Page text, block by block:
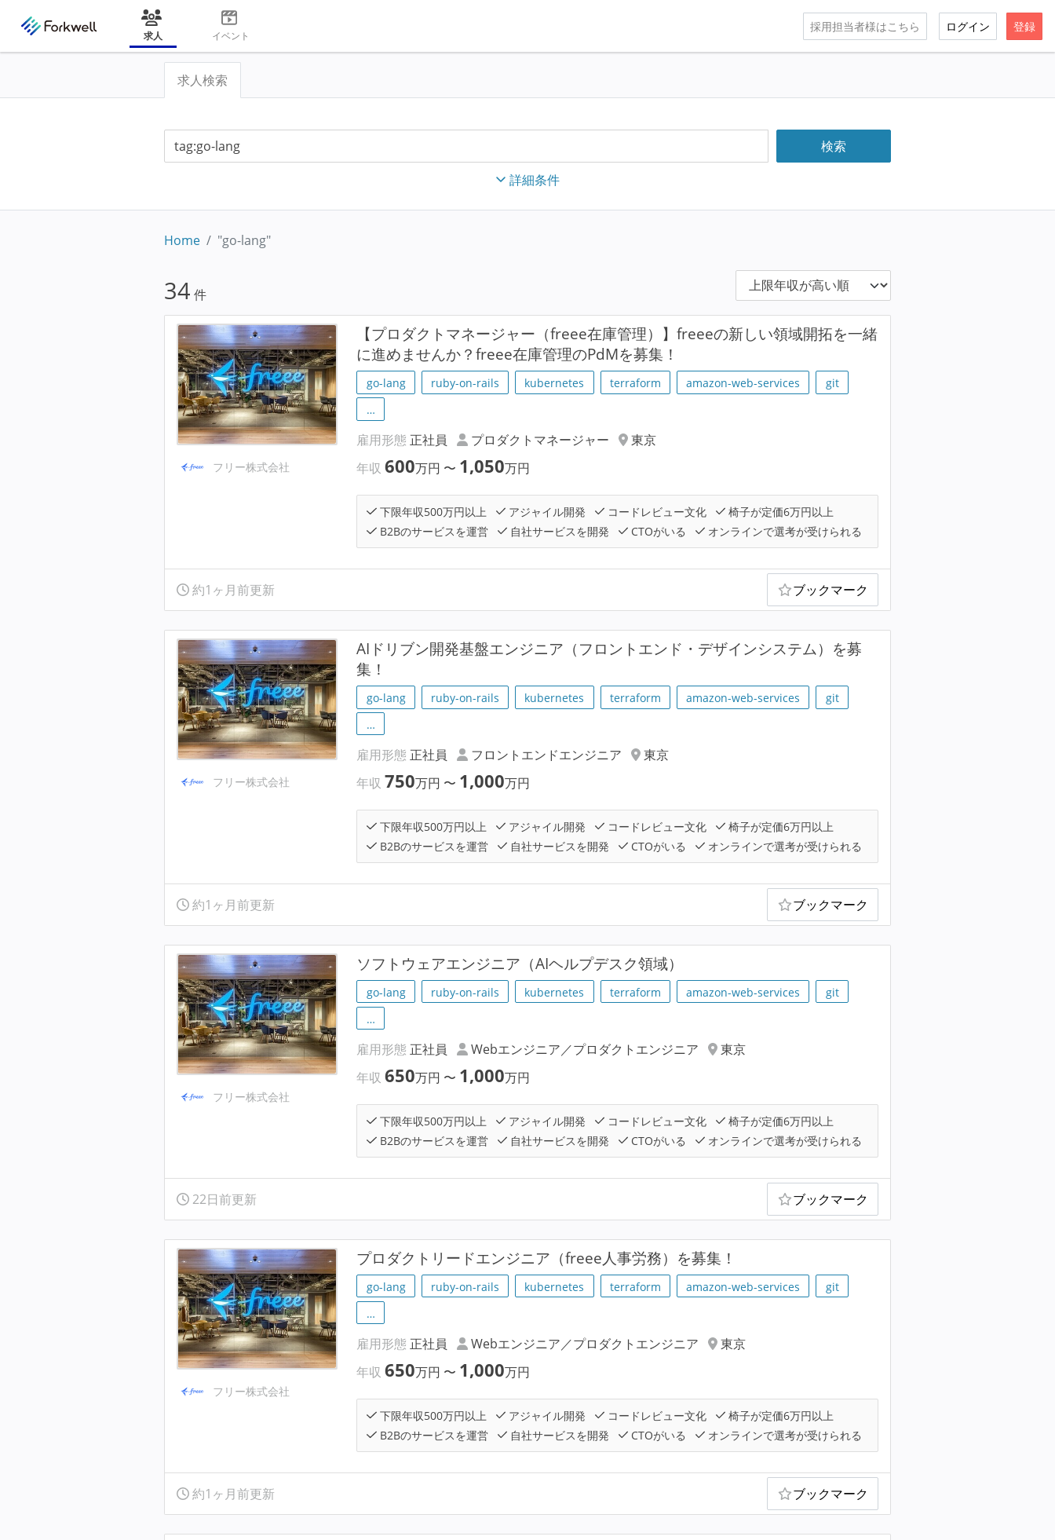
求人 イベント
採用担当者様はこちら ログイン 登録
求人検索
詳細条件
Home "go-lang"
34 件
フリー株式会社
【プロダクトマネージャー（freee在庫管理）】freeeの新しい領域開拓を一緒
に進めませんか？freee在庫管理のPdMを募集！
go-lang ruby-on-rails kubernetes terraform amazon-web-services
git
…
雇用形態 正社員 プロダクトマネージャー
東京
年収600万円 〜 1,050万円
下限年収500万円以上 アジャイル開発 コードレビュー文化
椅子が定価6万円以上
B2Bのサービスを運営
自社サービスを開発 CTOがいる オンラインで選考が受けられる
約1ヶ月前更新 ブックマーク
フリー株式会社
AIドリブン開発基盤エンジニア（フロントエンド・デザインシステム）を募
集！
go-lang ruby-on-rails kubernetes terraform amazon-web-services
git
…
雇用形態 正社員 フロントエンドエンジニア
東京
年収750万円 〜 1,000万円
下限年収500万円以上 アジャイル開発 コードレビュー文化
椅子が定価6万円以上
B2Bのサービスを運営
自社サービスを開発 CTOがいる オンラインで選考が受けられる
約1ヶ月前更新 ブックマーク
フリー株式会社
ソフトウェアエンジニア（AIヘルプデスク領域）
go-lang ruby-on-rails kubernetes terraform amazon-web-services
git
…
雇用形態 正社員 Webエンジニア／プロダクトエンジニア
東京
年収650万円 〜 1,000万円
下限年収500万円以上 アジャイル開発 コードレビュー文化
椅子が定価6万円以上
B2Bのサービスを運営
自社サービスを開発 CTOがいる オンラインで選考が受けられる
22日前更新 ブックマーク
フリー株式会社
プロダクトリードエンジニア（freee人事労務）を募集！
go-lang ruby-on-rails kubernetes terraform amazon-web-services
git
…
雇用形態 正社員 Webエンジニア／プロダクトエンジニア
東京
年収650万円 〜 1,000万円
下限年収500万円以上 アジャイル開発 コードレビュー文化
椅子が定価6万円以上
B2Bのサービスを運営
自社サービスを開発 CTOがいる オンラインで選考が受けられる
約1ヶ月前更新 ブックマーク